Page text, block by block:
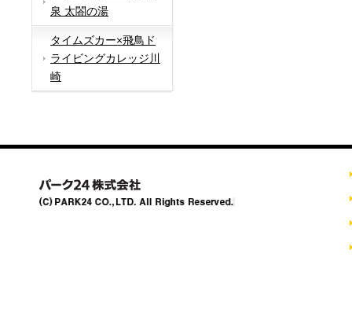
泉 太閤の湯
タイムズカー×飛鳥ド
ライビングカレッジ川
崎